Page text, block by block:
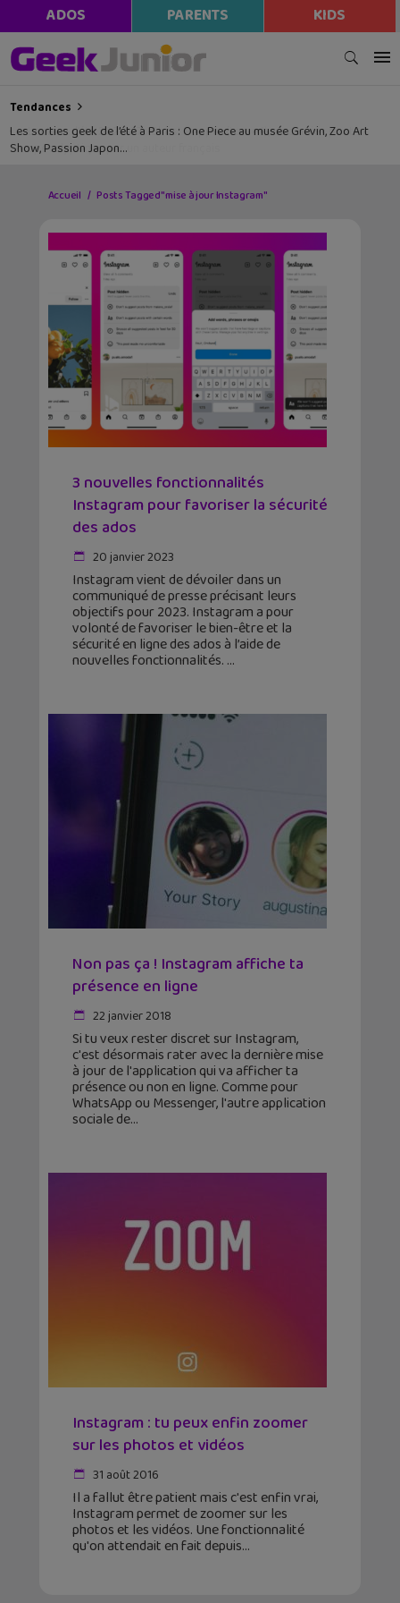
ADOS PARENTS KIDS
Tendances
Les sorties geek de l’été à Paris : One Piece au musée Grévin, Zoo Art
Show, Passion Japon…
Accueil Posts Tagged "mise à jour Instagram"
3 nouvelles fonctionnalités
Instagram pour favoriser la sécurité
des ados
20 janvier 2023
Instagram vient de dévoiler dans un
communiqué de presse précisant leurs
objectifs pour 2023. Instagram a pour
volonté de favoriser le bien-être et la
sécurité en ligne des ados à l’aide de
nouvelles fonctionnalités.
Non pas ça ! Instagram affiche ta
présence en ligne
22 janvier 2018
Si tu veux rester discret sur Instagram,
c'est désormais rater avec la dernière mise
à jour de l'application qui va afficher ta
présence ou non en ligne. Comme pour
WhatsApp ou Messenger, l'autre application
sociale de
Instagram : tu peux enfin zoomer
sur les photos et vidéos
31 août 2016
Il a fallut être patient mais c'est enfin vrai,
Instagram permet de zoomer sur les
photos et les vidéos. Une fonctionnalité
qu'on attendait en fait depuis